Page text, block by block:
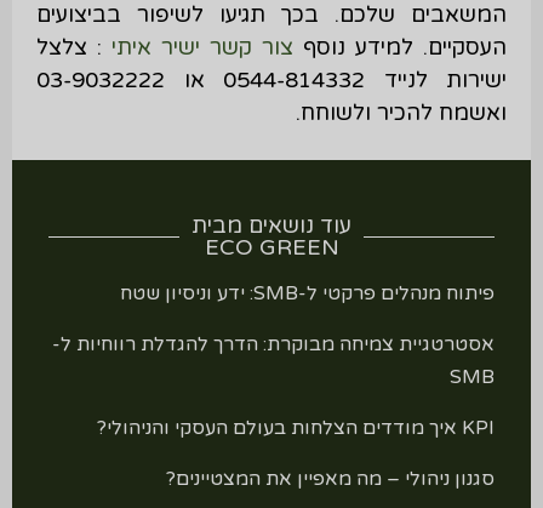
המשאבים שלכם. בכך תגיעו לשיפור בביצועים
העסקיים. למידע נוסף צור קשר ישיר איתי : צלצל
ישירות לנייד 0544-814332 או 03-9032222
ואשמח להכיר ולשוחח.
עוד נושאים מבית
ECO GREEN
פיתוח מנהלים פרקטי ל-SMB: ידע וניסיון שטח
אסטרטגיית צמיחה מבוקרת: הדרך להגדלת רווחיות ל-
SMB
KPI איך מודדים הצלחות בעולם העסקי והניהולי?
סגנון ניהולי – מה מאפיין את המצטיינים?